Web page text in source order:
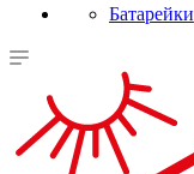
Батарейки